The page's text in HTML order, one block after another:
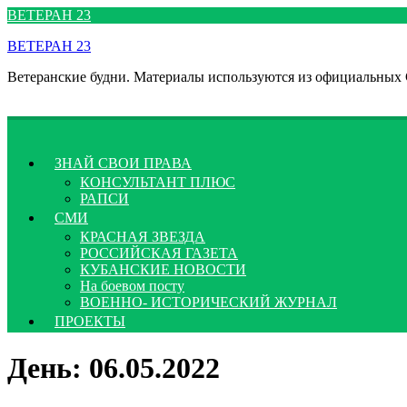
Перейти
содержимому
ВЕТЕРАН 23
ВЕТЕРАН 23
Ветеранские будни. Материалы используются из
ЗНАЙ СВОИ ПРАВА
КОНСУЛЬТАНТ ПЛЮС
РАПСИ
СМИ
КРАСНАЯ ЗВЕЗДА
РОССИЙСКАЯ ГАЗЕТА
КУБАНСКИЕ НОВОСТИ
На боевом посту
ВОЕННО- ИСТОРИЧЕСКИЙ ЖУРНАЛ
ПРОЕКТЫ
День: 06.05.2022